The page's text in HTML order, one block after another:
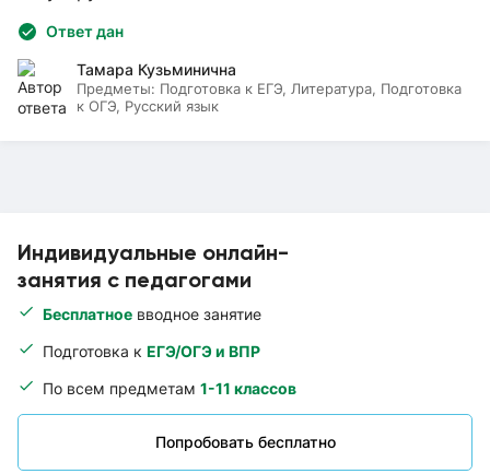
Индивидуальные онлайн-
занятия с педагогами
Бесплатное вводное занятие
Подготовка к ЕГЭ/ОГЭ и ВПР
По всем предметам 1-11 классов
Попробовать бесплатно
Ответ дан
Тамара Кузьминична
Предметы: Подготовка к ЕГЭ, Литература, Подготовка
к ОГЭ, Русский язык